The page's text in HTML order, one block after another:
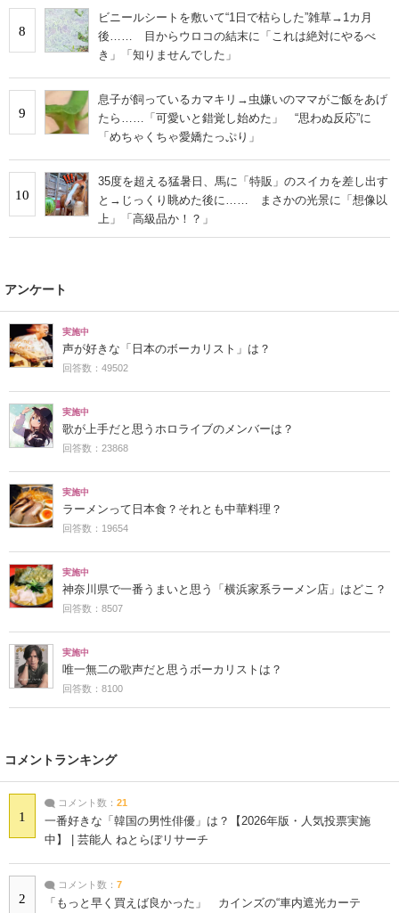
8
ビニールシートを敷いて“1日で枯らした”雑草→1カ月
後…… 目からウロコの結末に「これは絶対にやるべ
き」「知りませんでした」
9
息子が飼っているカマキリ→虫嫌いのママがご飯をあげ
たら……「可愛いと錯覚し始めた」 “思わぬ反応”に
「めちゃくちゃ愛嬌たっぷり」
10
35度を超える猛暑日、馬に「特販」のスイカを差し出す
と→じっくり眺めた後に…… まさかの光景に「想像以
上」「高級品か！？」
アンケート
実施中
声が好きな「日本のボーカリスト」は？
回答数：49502
実施中
歌が上手だと思うホロライブのメンバーは？
回答数：23868
実施中
ラーメンって日本食？それとも中華料理？
回答数：19654
実施中
神奈川県で一番うまいと思う「横浜家系ラーメン店」はどこ？
回答数：8507
実施中
唯一無二の歌声だと思うボーカリストは？
回答数：8100
コメントランキング
1
コメント数： 21
一番好きな「韓国の男性俳優」は？【2026年版・人気投票実施
中】 | 芸能人 ねとらぼリサーチ
2
コメント数： 7
「もっと早く買えば良かった」 カインズの“車内遮光カーテ